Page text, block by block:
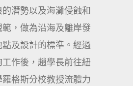
潛勢以及海灘侵蝕和
，做為沿海及離岸發
及設計的標準。經過
作後，趙學長前往紐
格斯分校教授流體力